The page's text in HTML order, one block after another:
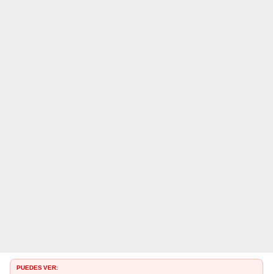
PUEDES VER: